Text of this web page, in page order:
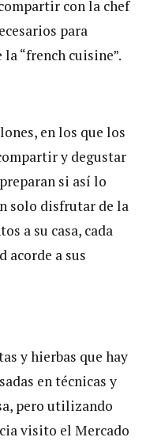
con la chef
para
“french cuisine”.
en los que los
y degustar
si así lo
solo disfrutar de la
a su casa, cada
acorde a sus
y hierbas que hay
en técnicas y
pero utilizando
visito el Mercado